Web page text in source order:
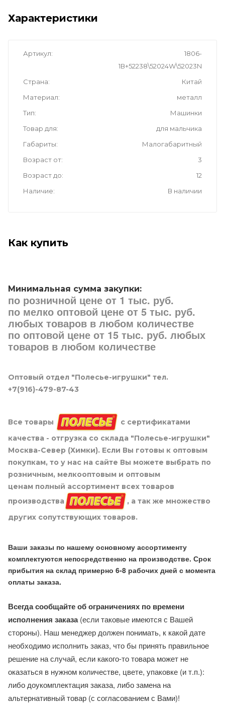
Характеристики
Артикул
1806-
1В+52238\52024W\52023N
Страна
Китай
Материал
металл
Тип
Машинки
Товар для
для мальчика
Габариты
Малогабаритный
Возраст от
3
Возраст до
12
Наличие
В наличии
Как купить
Минимальная сумма закупки:
по розничной цене от 1 тыс. руб.
по мелко оптовой цене от 5 тыс. руб.
любых товаров в любом количестве
по оптовой цене от 15 тыс. руб. любых
товаров в любом количестве
Оптовый отдел "Полесье-игрушки" тел.
+7(916)-479-87-43
Все товары
с сертификатами
качества - отгрузка со склада "Полесье-игрушки"
Москва-Север (Химки). Если Вы готовы к оптовым
покупкам, то у нас на сайте Вы можете выбрать по
розничным, мелкооптовым и оптовым
ценам полный ассортимент всех товаров
производства
, а так же множество
других сопутствующих товаров.
Ваши заказы по нашему основному ассортименту
комплектуются непосредственно на производстве. Срок
прибытия на склад примерно 6-8 рабочих дней с момента
оплаты заказа.
Всегда сообщайте об ограничениях по времени
исполнения заказа(если таковые имеются с Вашей
стороны). Наш менеджер должен понимать, к какой дате
необходимо исполнить заказ, что бы принять правильное
решение на случай, если какого-то товара может не
оказаться в нужном количестве, цвете, упаковке (и т.п.):
либо доукомплектация заказа, либо замена на
альтернативный товар (с согласованием с Вами)!